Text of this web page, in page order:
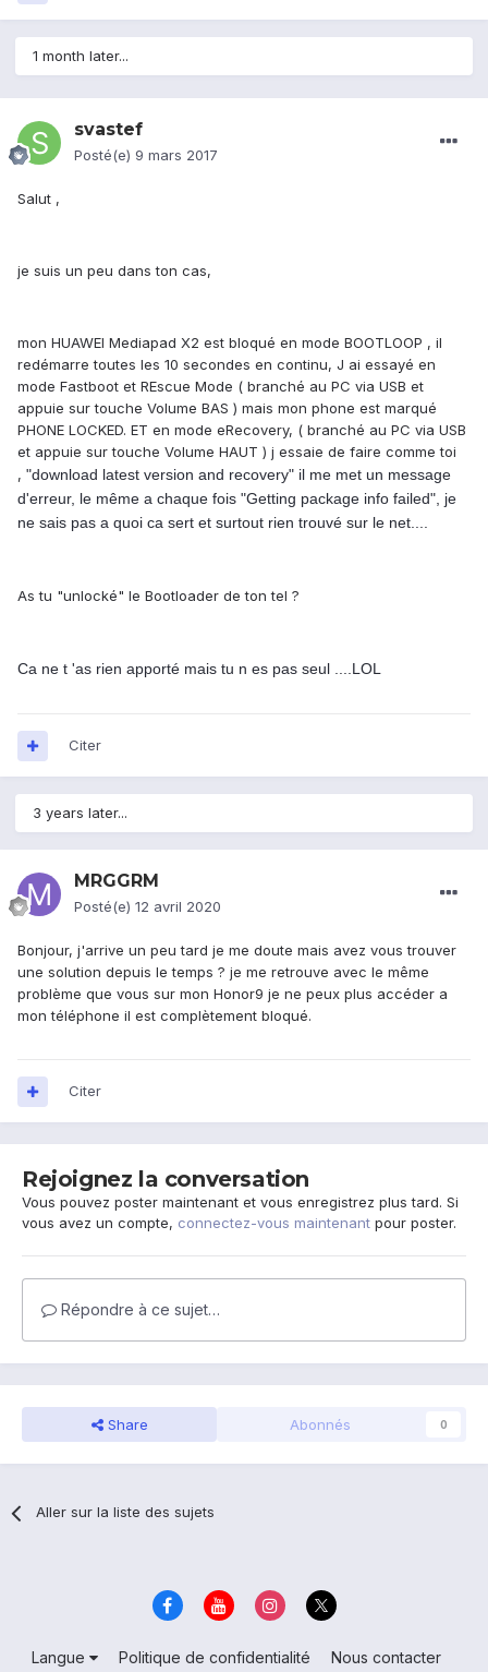
1 month later...
svastef
Posté(e) 9 mars 2017
Salut ,
je suis un peu dans ton cas,
mon HUAWEI Mediapad X2 est bloqué en mode BOOTLOOP , il
redémarre toutes les 10 secondes en continu, J ai essayé en
mode Fastboot et REscue Mode ( branché au PC via USB et
appuie sur touche Volume BAS ) mais mon phone est marqué
PHONE LOCKED. ET en mode eRecovery, ( branché au PC via USB
et appuie sur touche Volume HAUT ) j essaie de faire comme toi
, "download latest version and recovery" il me met un message
d'erreur, le même a chaque fois "Getting package info failed", je
ne sais pas a quoi ca sert et surtout rien trouvé sur le net....
As tu "unlocké" le Bootloader de ton tel ?
Ca ne t 'as rien apporté mais tu n es pas seul ....LOL
Citer
3 years later...
MRGGRM
Posté(e) 12 avril 2020
Bonjour, j'arrive un peu tard je me doute mais avez vous trouver
une solution depuis le temps ? je me retrouve avec le même
problème que vous sur mon Honor9 je ne peux plus accéder a
mon téléphone il est complètement bloqué.
Citer
Rejoignez la conversation
Vous pouvez poster maintenant et vous enregistrez plus tard. Si
vous avez un compte, connectez-vous maintenant pour poster.
Répondre à ce sujet…
Share Abonnés 0
Aller sur la liste des sujets
Langue Politique de confidentialité
Nous contacter